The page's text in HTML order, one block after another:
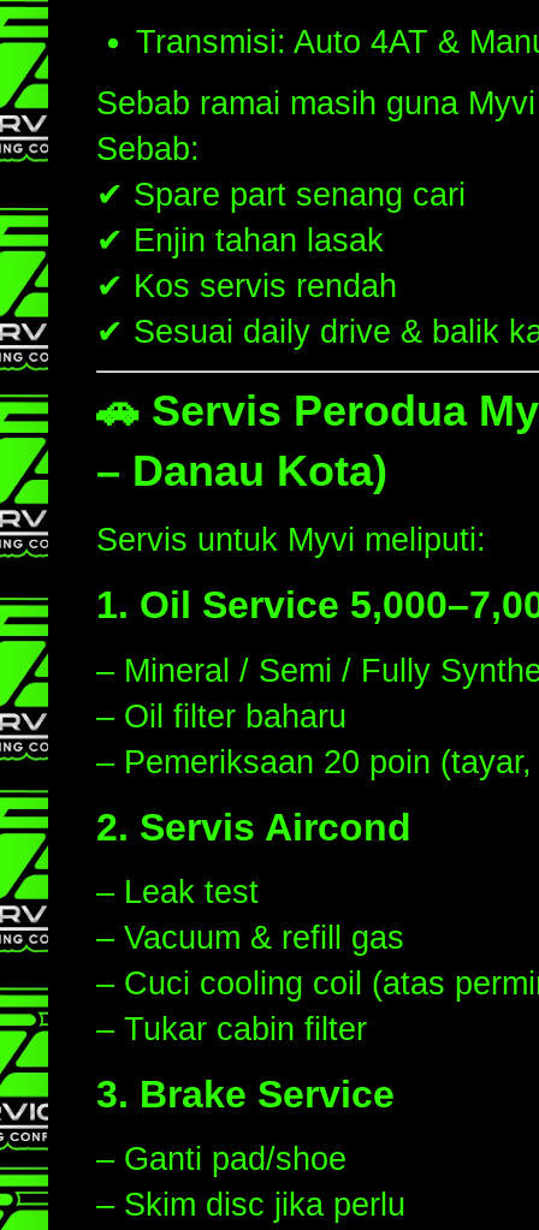
Transmisi: Auto 4AT &
Sebab ramai masih guna
Sebab:
✔ Spare part senang cari
✔ Enjin tahan lasak
✔ Kos servis rendah
✔ Sesuai daily drive & balik
🚗 Servis Perodua
– Danau Kota)
Servis untuk Myvi meliputi:
1. Oil Service
– Mineral / Semi / Fully
– Oil filter baharu
– Pemeriksaan 20 poin
2. Servis Aircond
– Leak test
– Vacuum & refill gas
– Cuci cooling coil (atas
– Tukar cabin filter
3. Brake Service
– Ganti pad/shoe
– Skim disc jika perlu